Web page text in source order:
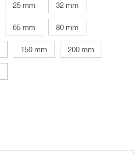
25 mm 32 mm
65 mm 80 mm
150 mm 200 mm